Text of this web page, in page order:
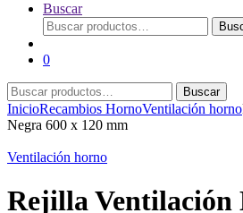
Buscar
Buscar
por:
0
Buscar
por:
Buscar
InicioRecambios HornoVentilación horno
Negra 600 x 120 mm
Ventilación horno
Rejilla Ventilación